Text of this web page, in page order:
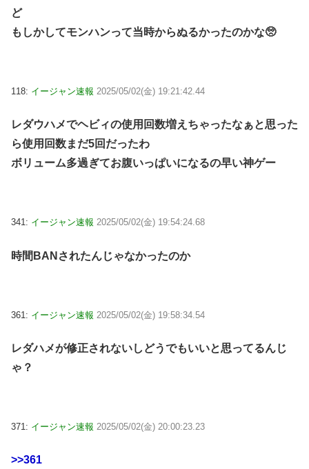
ど
もしかしてモンハンって当時からぬるかったのかな🥺
118: イージャン速報 2025/05/02(金) 19:21:42.44
レダウハメでヘビィの使用回数増えちゃったなぁと思った
ら使用回数まだ5回だったわ
ボリューム多過ぎてお腹いっぱいになるの早い神ゲー
341: イージャン速報 2025/05/02(金) 19:54:24.68
時間BANされたんじゃなかったのか
361: イージャン速報 2025/05/02(金) 19:58:34.54
レダハメが修正されないしどうでもいいと思ってるんじ
ゃ？
371: イージャン速報 2025/05/02(金) 20:00:23.23
>>361